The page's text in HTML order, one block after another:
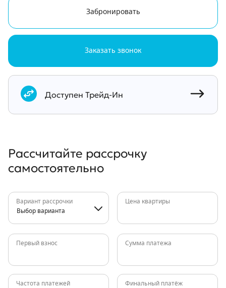
Забронировать
Заказать звонок
Документы
Доступен Трейд-Ин
Рассчитайте рассрочку
самостоятельно
Вариант рассрочки
Выбор варианта
Цена квартиры
Первый взнос Сумма платежа
Частота платежей Финальный платёж